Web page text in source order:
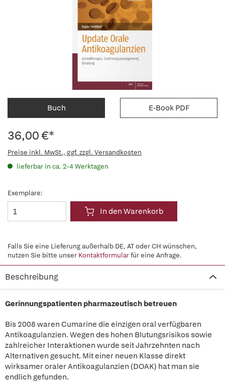
Buch E-Book PDF
36,00 €*
Preise inkl. MwSt., ggf. zzgl. Versandkosten
lieferbar in ca. 2-4 Werktagen
Exemplare:
In den Warenkorb
Falls Sie eine Lieferung außerhalb DE, AT oder CH wünschen,
nutzen Sie bitte unser Kontaktformularfür eine Anfrage.
Beschreibung
Gerinnungspatienten pharmazeutisch betreuen
Bis 2008 waren Cumarine die einzigen oral verfügbaren
Antikoagulanzien. Wegen des hohen Blutungsrisikos sowie
zahlreicher Interaktionen wurde seit Jahrzehnten nach
Alternativen gesucht. Mit einer neuen Klasse direkt
wirksamer oraler Antikoagulanzien (DOAK) hat man sie
endlich gefunden.